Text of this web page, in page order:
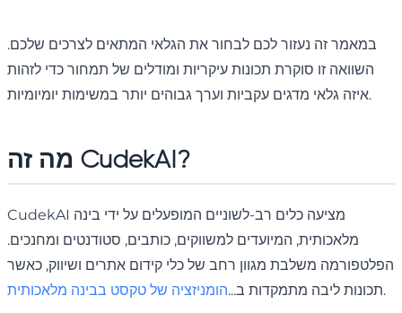
במאמר זה נעזור לכם לבחור את הגלאי המתאים לצרכים שלכם.
השוואה זו סוקרת תכונות עיקריות ומודלים של תמחור כדי לזהות
איזה גלאי מדגים עקביות וערך גבוהים יותר במשימות יומיומיות.
מה זה CudekAI?
CudekAI מציעה כלים רב-לשוניים המופעלים על ידי בינה
מלאכותית, המיועדים למשווקים, כותבים, סטודנטים ומחנכים.
הפלטפורמה משלבת מגוון רחב של כלי קידום אתרים ושיווק, כאשר
תכונות ליבה מתמקדות ב...הומניזציה של טקסט בבינה מלאכותית .